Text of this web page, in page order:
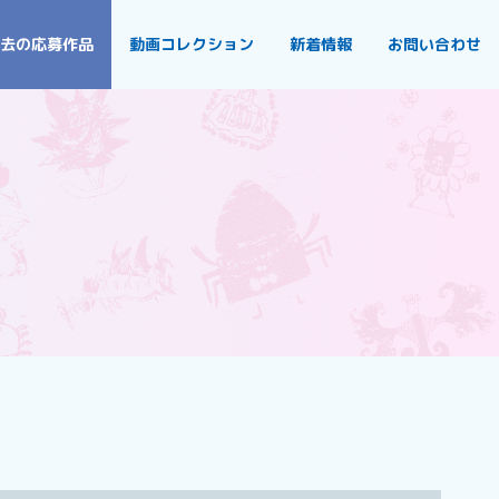
の応募作品 動画コレクション 新着情報 お問い合わせ